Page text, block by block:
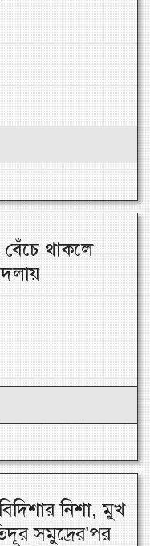
থাকলে
নিশা, মুখ
সমুদ্রের’পর